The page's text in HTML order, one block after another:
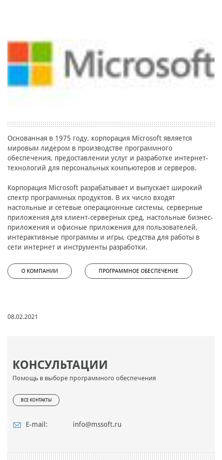
КОНСУЛЬТАЦИИ
Помощь в выборе программного обеспечения
ВСЕ КОНТАКТЫ
E-mail: info@mssoft.ru
Основанная в 1975 году, корпорация Microsoft является
мировым лидером в производстве программного
обеспечения, предоставлении услуг и разработке интернет-
технологий для персональных компьютеров и серверов.
Корпорация Microsoft разрабатывает и выпускает широкий
спектр программных продуктов. В их число входят
настольные и сетевые операционные системы, серверные
приложения для клиент-серверных сред, настольные бизнес-
приложения и офисные приложения для пользователей,
интерактивные программы и игры, средства для работы в
сети интернет и инструменты разработки.
О КОМПАНИИ ПРОГРАММНОЕ ОБЕСПЕЧЕНИЕ
08.02.2021